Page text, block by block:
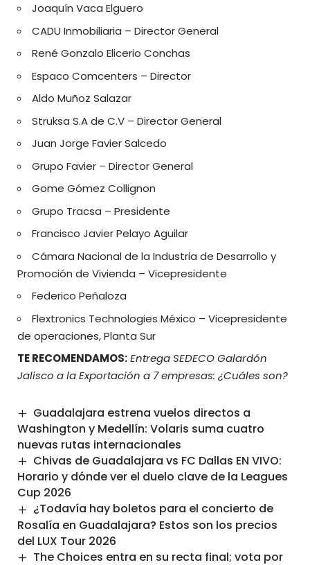
Joaquín Vaca Elguero
CADU Inmobiliaria – Director General
René Gonzalo Elicerio Conchas
Espaco Comcenters – Director
Aldo Muñoz Salazar
Struksa S.A de C.V – Director General
Juan Jorge Favier Salcedo
Grupo Favier – Director General
Gome Gómez Collignon
Grupo Tracsa – Presidente
Francisco Javier Pelayo Aguilar
Cámara Nacional de la Industria de Desarrollo y
Promoción de Vivienda – Vicepresidente
Federico Peñaloza
Flextronics Technologies México – Vicepresidente
de operaciones, Planta Sur
TE RECOMENDAMOS:Entrega SEDECO Galardón
Jalisco a la Exportación a 7 empresas: ¿Cuáles son?
Guadalajara estrena vuelos directos a
Washington y Medellín: Volaris suma cuatro
nuevas rutas internacionales
Chivas de Guadalajara vs FC Dallas EN VIVO:
Horario y dónde ver el duelo clave de la Leagues
Cup 2026
¿Todavía hay boletos para el concierto de
Rosalía en Guadalajara? Estos son los precios
del LUX Tour 2026
The Choices entra en su recta final; vota por